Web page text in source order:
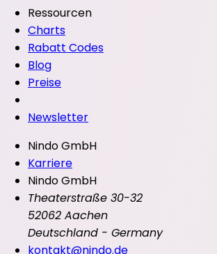
Ressourcen
Charts
Rabatt Codes
Blog
Preise
Newsletter
Nindo GmbH
Karriere
Nindo GmbH
Theaterstraße 30-32
52062 Aachen
Deutschland - Germany
kontakt@nindo.de